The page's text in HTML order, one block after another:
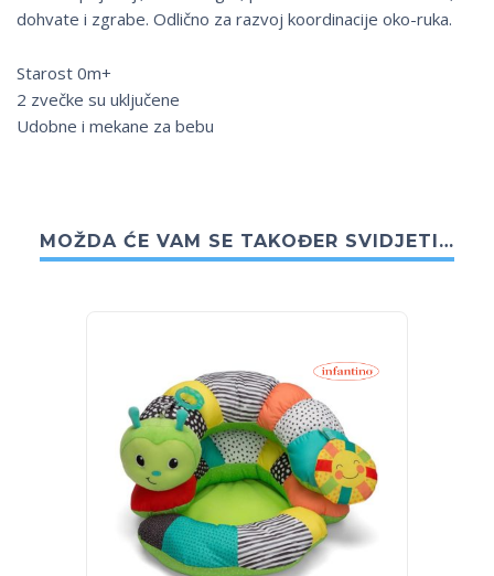
dohvate i zgrabe. Odlično za razvoj koordinacije oko-ruka.
Starost 0m+
2 zvečke su uključene
Udobne i mekane za bebu
MOŽDA ĆE VAM SE TAKOĐER SVIDJETI…